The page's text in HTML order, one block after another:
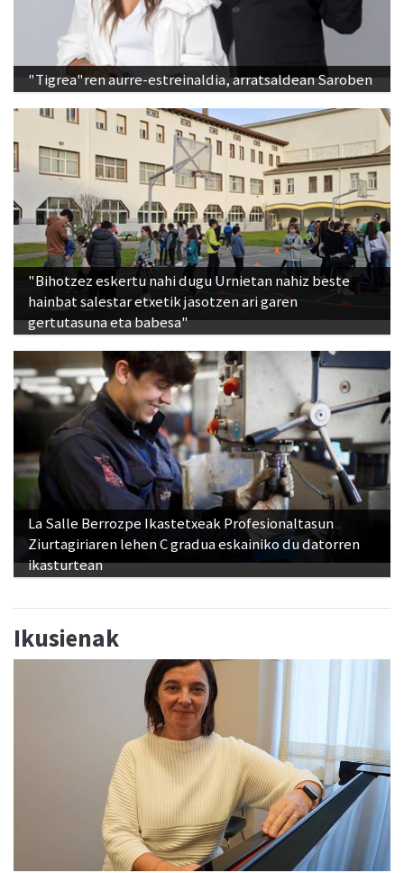
"Tigrea"ren aurre-estreinaldia, arratsaldean Saroben
"Bihotzez eskertu nahi dugu Urnietan nahiz beste
hainbat salestar etxetik jasotzen ari garen
gertutasuna eta babesa"
La Salle Berrozpe Ikastetxeak Profesionaltasun
Ziurtagiriaren lehen C gradua eskainiko du datorren
ikasturtean
Ikusienak